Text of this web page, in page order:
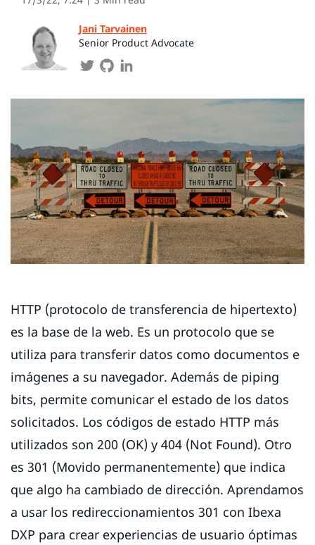
Jani Tarvainen
Senior Product Advocate
HTTP (protocolo de transferencia de hipertexto)
es la base de la web. Es un protocolo que se
utiliza para transferir datos como documentos e
imágenes a su navegador. Además de piping
bits, permite comunicar el estado de los datos
solicitados. Los códigos de estado HTTP más
utilizados son 200 (OK) y 404 (Not Found). Otro
es 301 (Movido permanentemente) que indica
que algo ha cambiado de dirección. Aprendamos
a usar los redireccionamientos 301 con Ibexa
DXP para crear experiencias de usuario óptimas